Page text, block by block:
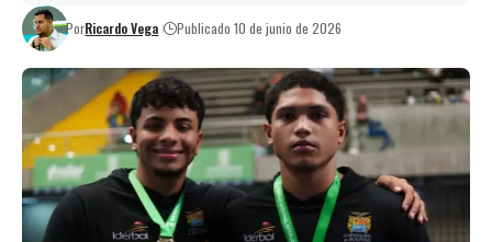
PorRicardo Vega Publicado 10 de junio de 2026